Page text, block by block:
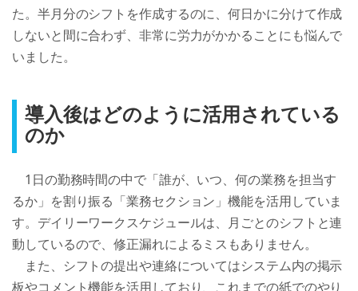
た。半月分のシフトを作成するのに、何日かに分けて作成
しないと間に合わず、非常に労力がかかることにも悩んで
いました。
導入後はどのように活用されている
のか
1日の勤務時間の中で「誰が、いつ、何の業務を担当す
るか」を割り振る「業務セクション」機能を活用していま
す。デイリーワークスケジュールは、月ごとのシフトと連
動しているので、修正漏れによるミスもありません。
また、シフトの提出や連絡についてはシステム内の掲示
板やコメント機能を活用しており、これまでの紙でのやり